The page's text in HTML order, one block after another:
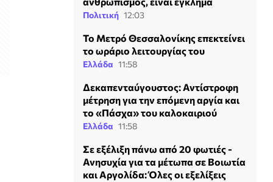
Πολιτική 12:03
Το Μετρό Θεσσαλονίκης επεκτείνει
το ωράριο λειτουργίας του
Ελλάδα 11:58
Δεκαπενταύγουστος: Αντίστροφη
μέτρηση για την επόμενη αργία και
το «Πάσχα» του καλοκαιριού
Ελλάδα 11:58
Σε εξέλιξη πάνω από 20 φωτιές -
Ανησυχία για τα μέτωπα σε Βοιωτία
και Αργολίδα: Όλες οι εξελίξεις